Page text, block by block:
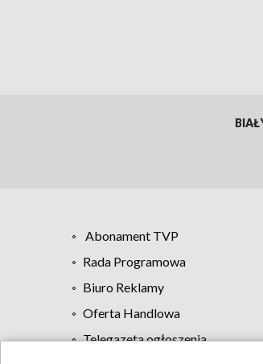
Abonament TVP
Rada Programowa
Biuro Reklamy
Oferta Handlowa
Telegazeta ogłoszenia